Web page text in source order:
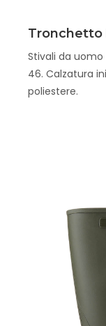
Tronchetto
Stivali da uomo
46. Calzatura
poliestere.